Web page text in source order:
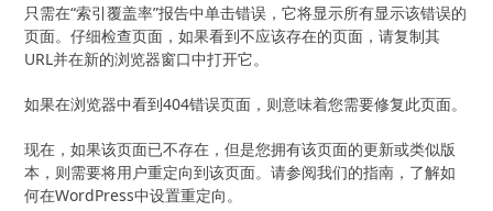
只需在“索引覆盖率”报告中单击错误，它将显示所有显示该错误的
页面。仔细检查页面，如果看到不应该存在的页面，请复制其
URL并在新的浏览器窗口中打开它。
如果在浏览器中看到404错误页面，则意味着您需要修复此页面。
现在，如果该页面已不存在，但是您拥有该页面的更新或类似版
本，则需要将用户重定向到该页面。请参阅我们的指南，了解如
何在WordPress中设置重定向。